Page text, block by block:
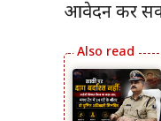
आवेदन कर